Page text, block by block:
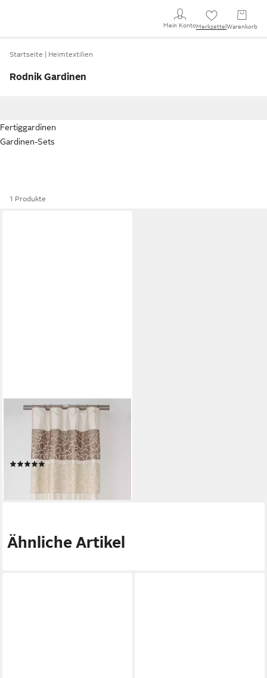
Mein KontoMerkzettel Warenkorb
Startseite Heimtextilien
Rodnik Gardinen
Fertiggardinen
Gardinen-Sets
1 Produkte
RODNIK
Kräuselband, passende
Tagesdecke erhältlich
(1)
89,00 €
Ähnliche Artikel